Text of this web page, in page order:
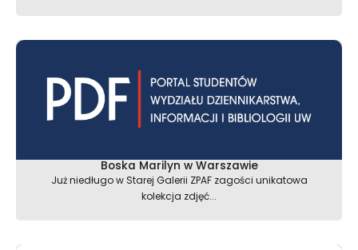
Boska Marilyn w Warszawie
Już niedługo w Starej Galerii ZPAF zagości unikatowa
kolekcja zdjęć...